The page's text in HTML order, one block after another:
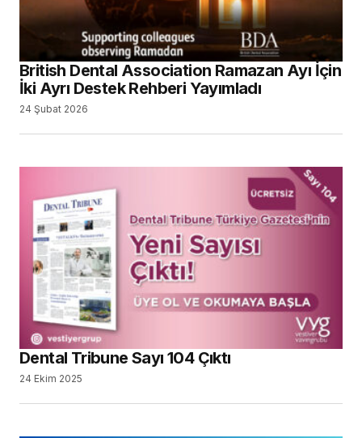
Dental Tribune Sayı 104 Çıktı
24 Ekim 2025
PTC Kitap Setinde 2025 Fiyatlarını
Kaçırmayın
16 Haziran 2025